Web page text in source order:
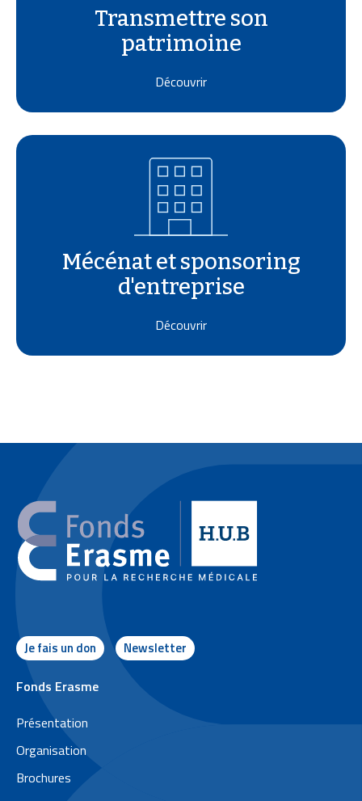
Transmettre son
patrimoine
Découvrir
Mécénat et sponsoring
d'entreprise
Découvrir
Je fais un don Newsletter
P
i
e
d
Fonds Erasme
Présentation
Organisation
Brochures